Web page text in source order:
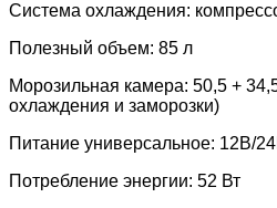
Система охлаждения:
Полезный объем: 85 л
Морозильная камера: 50,5 +
охлаждения и заморозки)
Питание универсальное: 12В/
Потребление энергии: 52 Вт